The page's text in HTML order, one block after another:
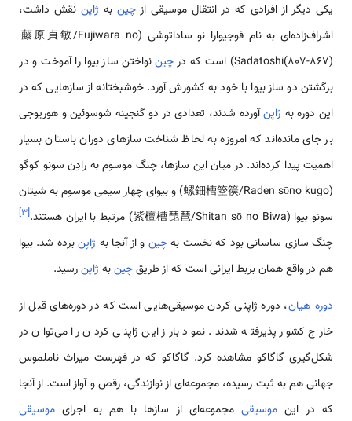
یکی دیگر از افرادی که در انتقال موسیقی از چین به ژاپن نقش داشت،
اشراف‌زاده‌ای به نام فوجیوارا نو ساداتوشی (藤原貞敏/Fujiwara no
Sadatoshi(807-867)) است که در
چیننواختن ساز بیوا را آموخت و در
برگشتن دو ساز بیوا با خود به کشورش آورد. خوشبختانه از سازهایی که در
این دوره به ژاپنآورده شدند، تعدادی در دو گنجینه شوسوئین و هوریوجی
بر جای مانده‌اند که امروزه به لحاظ شناخت سازهای دوران باستان بسیار
اهمیت پیدا کرده‌اند. در میان این سازها، چنگ موسوم به رادِن سونو کوگو
(螺鈿槽箜篌/Raden sōno kugo) و بیوای چهار سیمی موسوم به شیتان
سونو بیوا (紫檀槽琵琶/Shitan sō no Biwa) مرتبط با ایران هستند.
[۳]
چنگ سازی ساسانی بود که نخست بهچین و از آنجا به ژاپنبرده شد. بیوا
هم در واقع همان بربط ایرانی است که از طریقچینبه ژاپنرسید.
دوره هیان، دوره ژاپنی کردن موسیقی‌هایی است که در دوره‌های قبل از
خارج کشور پذیرفته شدند. نمود بارز این ژاپنی کردن را می‌توان در
شکل‌گیری گاگاکو مشاهده کرد. گاگاکو که در فهرست میراث ناملموس
جهانی هم به ثبت رسیده، مجموعه‌ای از نوازندگی، رقص و آواز است. از آنجا
که در این موسیقیمجموعه‌ای از سازها با هم به اجرای موسیقی